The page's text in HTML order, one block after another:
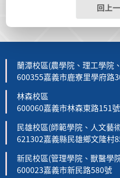
回上
蘭潭校區(農學院、理工學院
600355嘉義市鹿寮里學府路
林森校區
600060嘉義市林森東路151號
民雄校區(師範學院、人文藝
621302嘉義縣民雄鄉文隆村
新民校區(管理學院、獸醫學
600023嘉義市新民路580號